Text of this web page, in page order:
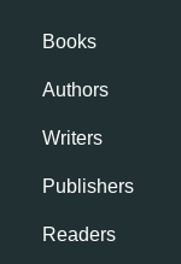
Books
Authors
Writers
Publishers
Readers